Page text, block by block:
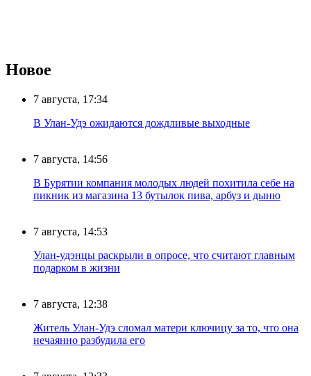
Новое
7 августа, 17:34
В Улан-Удэ ожидаются дождливые выходные
7 августа, 14:56
В Бурятии компания молодых людей похитила себе на
пикник из магазина 13 бутылок пива, арбуз и дыню
7 августа, 14:53
Улан-удэнцы раскрыли в опросе, что считают главным
подарком в жизни
7 августа, 12:38
Житель Улан-Удэ сломал матери ключицу за то, что она
нечаянно разбудила его